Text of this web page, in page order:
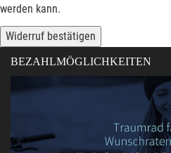
werden kann.
Widerruf bestätigen
BEZAHLMÖGLICHKEITEN